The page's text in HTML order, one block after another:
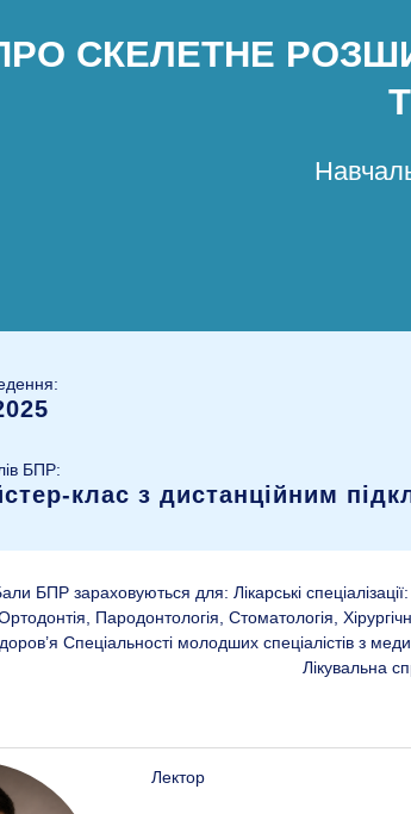
СКЕЛЕТНЕ
БПР:
клас з дистанційним
БПР зараховуються для: Лікарські
Пародонтологія, Стоматологія,
Спеціальності молодших спеціалістів з
Лікувальна
Лектор